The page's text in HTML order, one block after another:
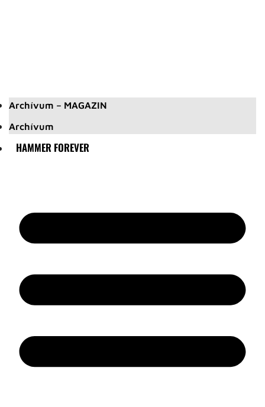
Archívum – MAGAZIN
Archívum
HAMMER FOREVER